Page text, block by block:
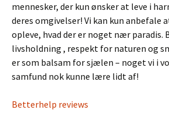
mennesker, der kun ønsker at leve i
deres omgivelser! Vi kan kun anbefale
opleve, hvad der er noget nær paradis.
livsholdning , respekt for naturen og
er som balsam for sjælen – noget vi i
samfund nok kunne lære lidt af!
Betterhelp reviews